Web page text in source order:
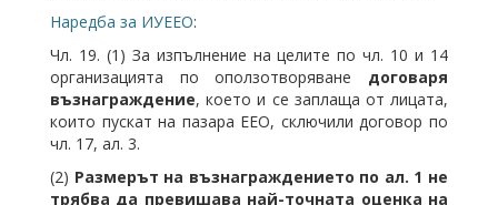
Наредба за ИУЕЕО:
Чл. 19. (1) За изпълнение на целите по чл. 10 и 14
организацията по оползотворяване договаря
възнаграждение, което и се заплаща от лицата,
които пускат на пазара ЕЕО, сключили договор по
чл. 17, ал. 3.
(2) Размерът на възнаграждението по ал. 1 не
трябва да превишава най-точната оценка на